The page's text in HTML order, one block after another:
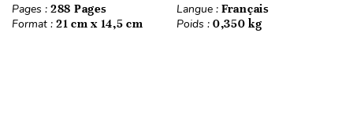
Pages : 288 Pages Langue : Français
Format : 21 cm x 14,5 cm Poids : 0,350 kg